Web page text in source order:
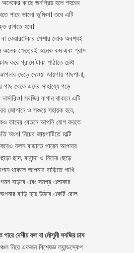
কাছে জনপ্রিয় হলে শহরের
পারে ভালো ভূমিকা। তবে এটি
রাখতে হবে।
বা কেয়ারটেকার পেশার লোক অবশ্যই
অনেক ক্ষেত্রেই অনেক কম এবং গ্রাম
করে গ্রামে টাকা পাঠাতে চেষ্টা
ছেড়ে দেওয়া জায়গায় গাছপালা,
গাছ থেকে এদের সাহায্যে গড়ে
সবজির বাগান থাকলে এটি
জোগানে ও সঞ্চয়ে সহায়ক হবে,
তাদের বেতনে আপনি যোগ করতে
অংশ। নিচের জায়গাটিতে মাল্টি
ফলন বাড়াতে পারেন আপনার
ছাদ, বারান্দা ও নিচের ছেড়ে
থাকলে আপনার বাড়িতে পাখি
বাড়বে এবং সমগ্র এলাকার
বাড়ি হয়ে উঠবে একটি রোল
পারে দেশীয় ফল বা মৌসুমী সবজির চাষ
নিয়ে একজন বিশেষজ্ঞ ল্যান্ডস্কেপ